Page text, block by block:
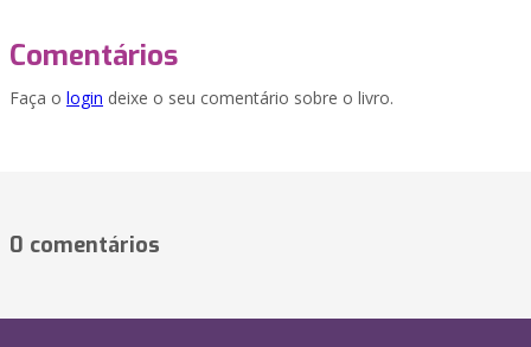
Comentários
Faça o login deixe o seu comentário sobre o livro.
0 comentários